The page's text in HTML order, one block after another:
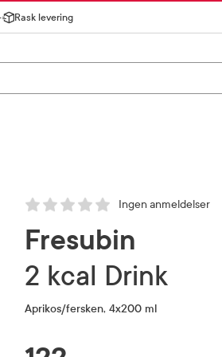
Rask levering
Ingen anmeldelser
Fresubin
2 kcal Drink
Aprikos/fersken, 4x200 ml
RABATTPROSENT